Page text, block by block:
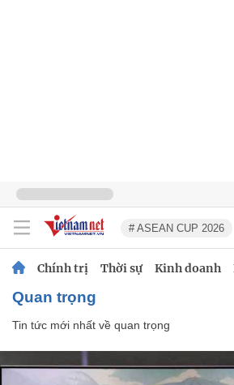
# ASEAN CUP 2026
Chính trị Thời sự Kinh doanh
quan trọng
Tin tức mới nhất về quan trọng